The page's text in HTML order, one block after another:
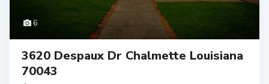
6
3620 Despaux Dr Chalmette Louisiana
70043